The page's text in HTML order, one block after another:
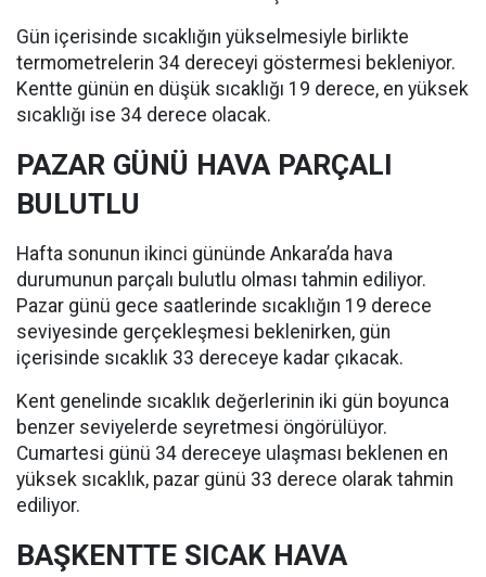
Gün içerisinde sıcaklığın yükselmesiyle birlikte
termometrelerin 34 dereceyi göstermesi bekleniyor.
Kentte günün en düşük sıcaklığı 19 derece, en yüksek
sıcaklığı ise 34 derece olacak.
PAZAR GÜNÜ HAVA PARÇALI
BULUTLU
Hafta sonunun ikinci gününde Ankara’da hava
durumunun parçalı bulutlu olması tahmin ediliyor.
Pazar günü gece saatlerinde sıcaklığın 19 derece
seviyesinde gerçekleşmesi beklenirken, gün
içerisinde sıcaklık 33 dereceye kadar çıkacak.
Kent genelinde sıcaklık değerlerinin iki gün boyunca
benzer seviyelerde seyretmesi öngörülüyor.
Cumartesi günü 34 dereceye ulaşması beklenen en
yüksek sıcaklık, pazar günü 33 derece olarak tahmin
ediliyor.
BAŞKENTTE SICAK HAVA